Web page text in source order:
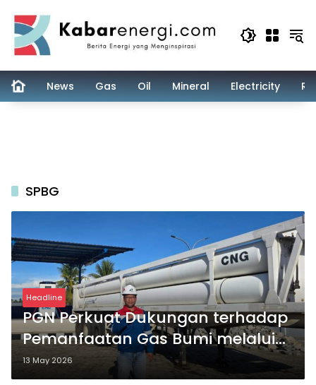
content
News Gas Oil Mineral Electricity
SPBG
Headline
PGN Perkuat Dukungan terhadap
Pemanfaatan Gas Bumi melalui
CNG
13 May 2026